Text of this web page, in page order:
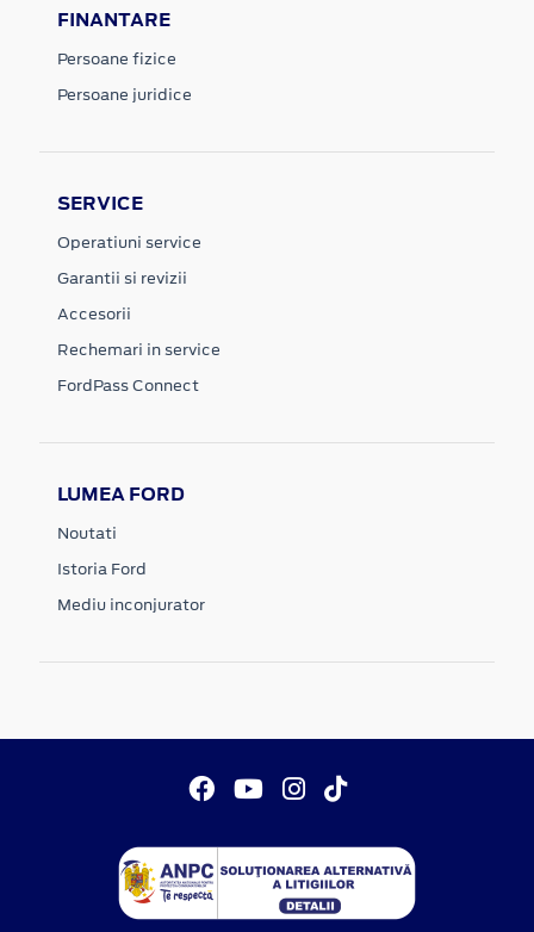
FINANTARE
Persoane fizice
Persoane juridice
SERVICE
Operatiuni service
Garantii si revizii
Accesorii
Rechemari in service
FordPass Connect
LUMEA FORD
Noutati
Istoria Ford
Mediu inconjurator